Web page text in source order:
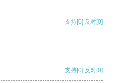
支持[0] 反对[0]
支持[0] 反对[0]